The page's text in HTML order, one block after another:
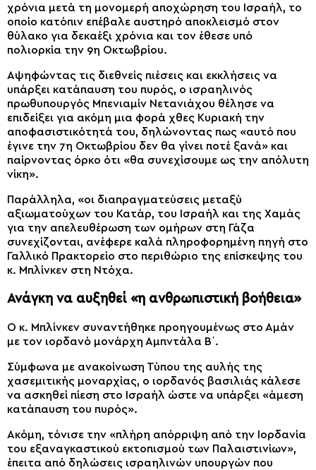
χρόνια μετά τη μονομερή αποχώρηση του Ισραήλ, το
οποίο κατόπιν επέβαλε αυστηρό αποκλεισμό στον
θύλακο για δεκαέξι χρόνια και τον έθεσε υπό
πολιορκία την 9η Οκτωβρίου.
Αψηφώντας τις διεθνείς πιέσεις και εκκλήσεις να
υπάρξει κατάπαυση του πυρός, ο ισραηλινός
πρωθυπουργός Μπενιαμίν Νετανιάχου θέλησε να
επιδείξει για ακόμη μια φορά χθες Κυριακή την
αποφασιστικότητά του, δηλώνοντας πως «αυτό που
έγινε την 7η Οκτωβρίου δεν θα γίνει ποτέ ξανά» και
παίρνοντας όρκο ότι «θα συνεχίσουμε ως την απόλυτη
νίκη».
Παράλληλα, «οι διαπραγματεύσεις μεταξύ
αξιωματούχων του Κατάρ, του Ισραήλ και της Χαμάς
για την απελευθέρωση των ομήρων στη Γάζα
συνεχίζονται, ανέφερε καλά πληροφορημένη πηγή στο
Γαλλικό Πρακτορείο στο περιθώριο της επίσκεψης του
κ. Μπλίνκεν στη Ντόχα.
Ανάγκη να αυξηθεί «η ανθρωπιστική βοήθεια»
Ο κ. Μπλίνκεν συναντήθηκε προηγουμένως στο Αμάν
με τον ιορδανό μονάρχη Αμπντάλα Β΄.
Σύμφωνα με ανακοίνωση Τύπου της αυλής της
χασεμιτικής μοναρχίας, ο ιορδανός βασιλιάς κάλεσε
να ασκηθεί πίεση στο Ισραήλ ώστε να υπάρξει «άμεση
κατάπαυση του πυρός».
Ακόμη, τόνισε την «πλήρη απόρριψη από την Ιορδανία
του εξαναγκαστικού εκτοπισμού των Παλαιστινίων»,
έπειτα από δηλώσεις ισραηλινών υπουργών που